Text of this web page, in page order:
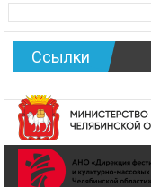
Ссылки